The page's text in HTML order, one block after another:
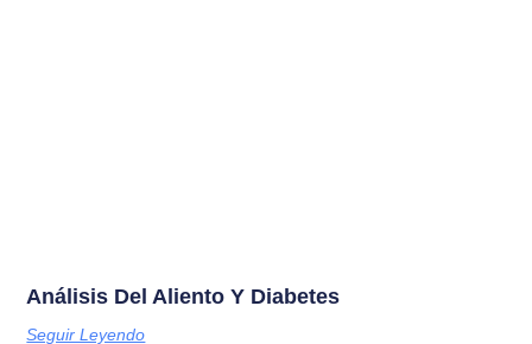
Análisis Del Aliento Y Diabetes
Seguir Leyendo